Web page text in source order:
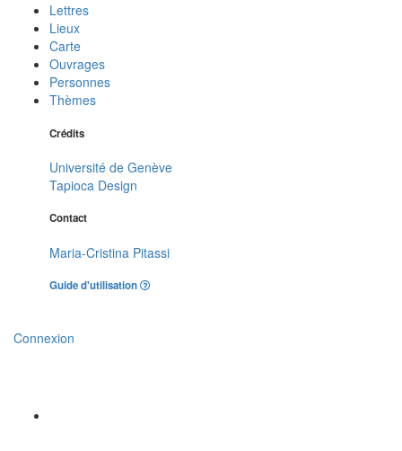
Lettres
Lieux
Carte
Ouvrages
Personnes
Thèmes
Crédits
Université de Genève
Tapioca Design
Contact
Maria-Cristina Pitassi
Guide d'utilisation
Connexion